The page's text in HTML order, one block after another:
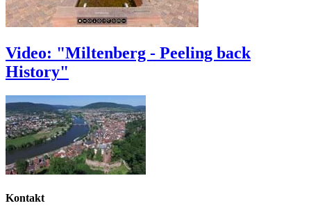
Video: "Miltenberg - Peeling back
History"
Kontakt